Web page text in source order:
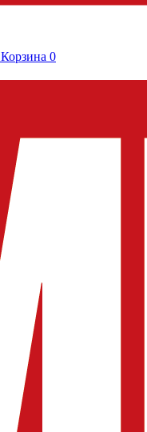
Корзина 0